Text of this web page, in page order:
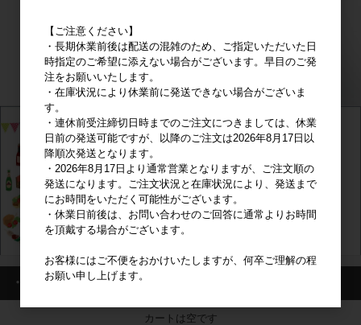
・カート情報
カートは空です
【ご注意ください】
・長期休業前後は配送の混雑のため、ご指定いただいた日
時指定のご希望に添えない場合がございます。早目のご発
注をお願いいたします。
・在庫状況により休業前に発送できない場合がございま
す。
・連休前受注締切日時までのご注文につきましては、休業
日前の発送可能ですが、以降のご注文は2026年8月17日以
降順次発送となります。
・2026年8月17日より通常営業となりますが、ご注文順の
発送になります。ご注文状況と在庫状況により、発送まで
にお時間をいただく可能性がございます。
・休業日前後は、お問い合わせのご回答に通常よりお時間
を頂戴する場合がございます。
お客様にはご不便をおかけいたしますが、何卒ご理解の程
お願い申し上げます。